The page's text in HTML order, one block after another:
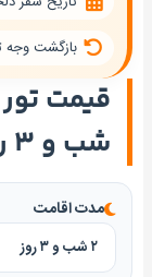
شب و ۳ روز
مدت اقامت
بازگشت وجه